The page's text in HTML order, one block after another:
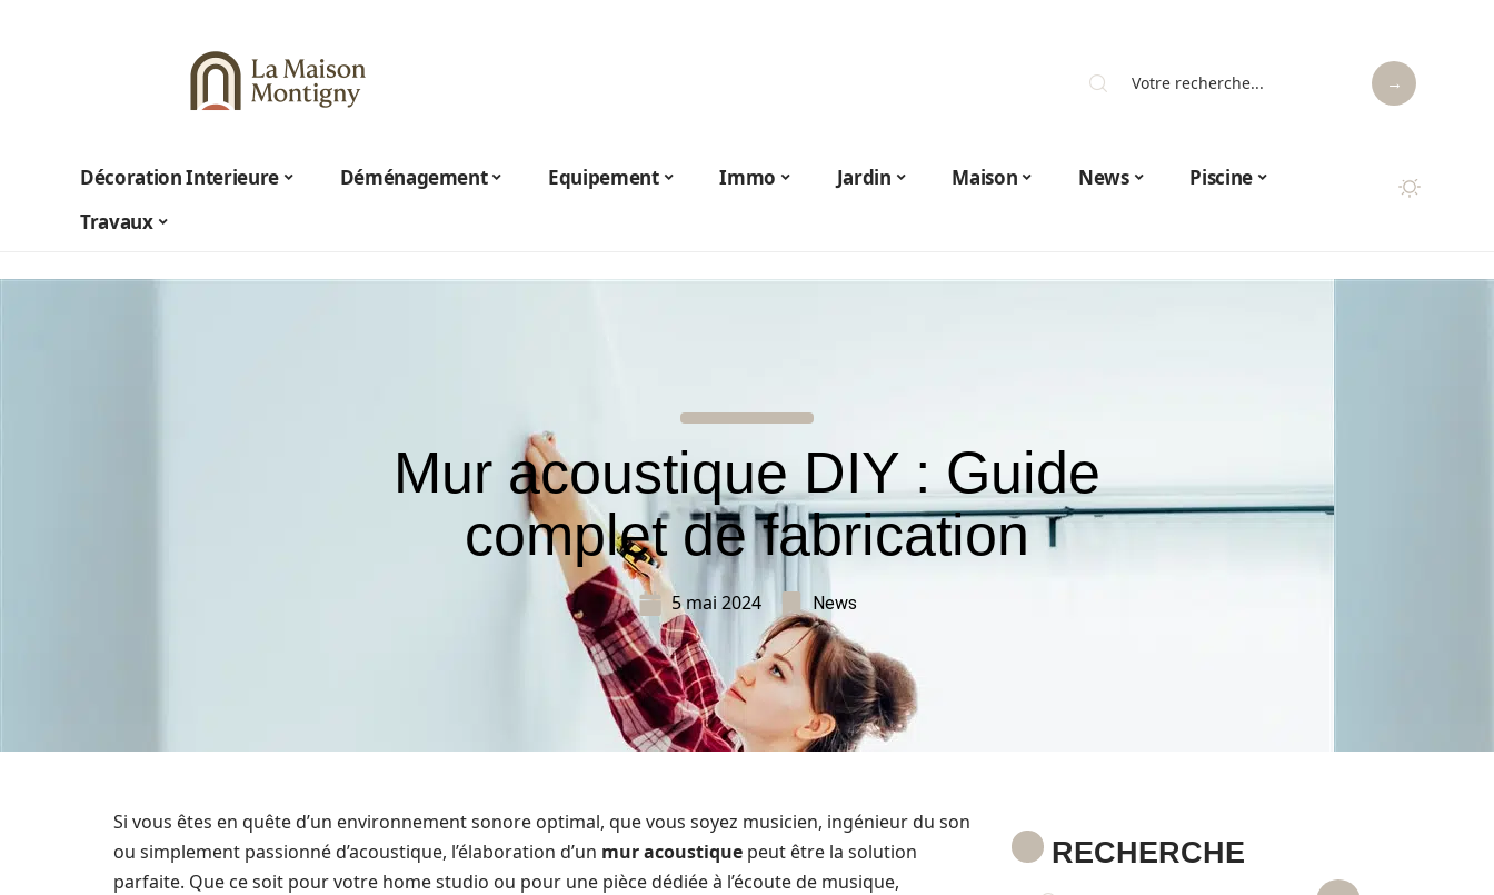
Décoration Interieure Déménagement Equipement Immo Jardin Maison News
Piscine
Travaux
Mur acoustique DIY : Guide
complet de fabrication
5 mai 2024 News
Si vous êtes en quête d’un environnement sonore optimal, que vous soyez musicien, ingénieur du son
ou simplement passionné d’acoustique, l’élaboration d’un mur acoustique peut être la solution
parfaite. Que ce soit pour votre home studio ou pour une pièce dédiée à l’écoute de musique,
RECHERCHE